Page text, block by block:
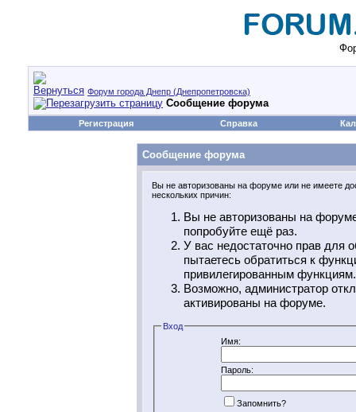
Форум города Днепр (Днепропетровска)
Сообщение форума
Регистрация Справка
Сообщение форума
Вы не авторизованы на форуме или не имеете
нескольких причин:
Вы не авторизованы на
попробуйте ещё раз.
У вас недостаточно прав для
пытаетесь обратиться к
привилегированным функциям.
Возможно, администратор
активированы на форуме.
Вход
Имя:
Пароль:
Запомнить?